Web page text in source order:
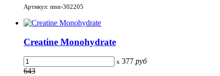
Артикул: msn-302205
Creatine Monohydrate
x 377 руб
643